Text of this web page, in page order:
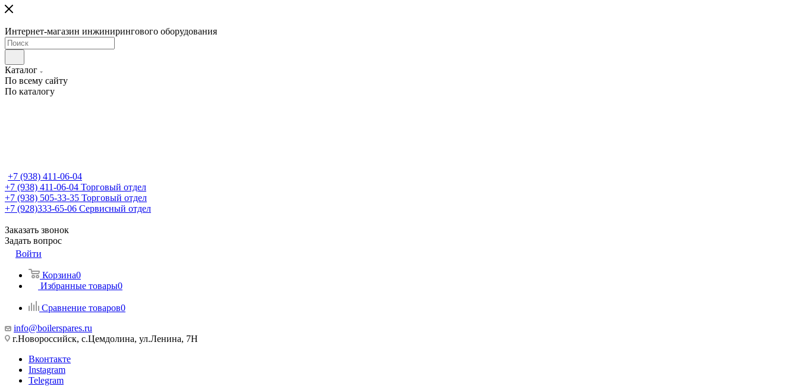
Интернет-магазин инжинирингового оборудования
Каталог
По всему сайту
По каталогу
+7 (938) 411-06-04
+7 (938) 411-06-04 Торговый отдел
+7 (938) 505-33-35 Торговый отдел
+7 (928)333-65-06 Сервисный отдел
Заказать звонок
Задать вопрос
Войти
Корзина0
Избранные товары0
Сравнение товаров0
info@boilerspares.ru
г.Новороссийск, с.Цемдолина, ул.Ленина, 7Н
Вконтакте
Instagram
Telegram